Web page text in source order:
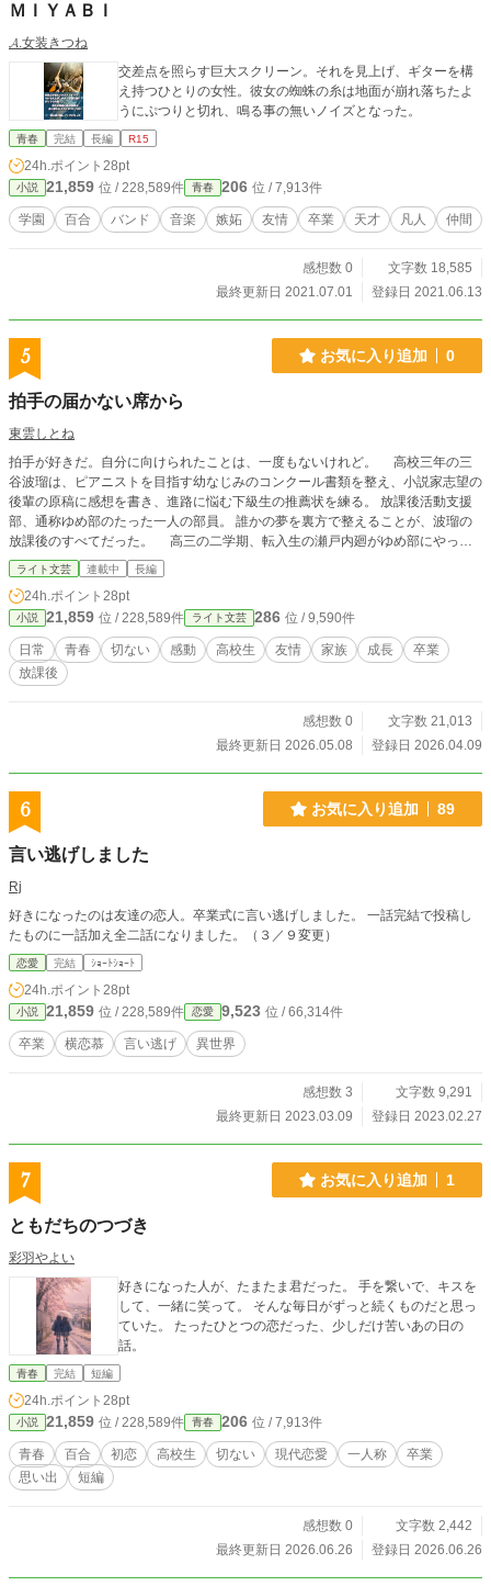
ＭＩＹＡＢＩ
𝓐.女装きつね
交差点を照らす巨大スクリーン。それを見上げ、ギターを構
え持つひとりの女性。彼女の蜘蛛の糸は地面が崩れ落ちたよ
うにぷつりと切れ、鳴る事の無いノイズとなった。
青春 完結 長編 R15
24h.ポイント 28pt
小説 21,859 位 / 228,589件 青春 206 位 / 7,913件
学園 百合 バンド 音楽 嫉妬 友情 卒業 天才 凡人 仲間
感想数 0
文字数 18,585
最終更新日 2021.07.01
登録日 2021.06.13
5 お気に入り追加 0
拍手の届かない席から
東雲しとね
拍手が好きだ。自分に向けられたことは、一度もないけれど。 高校三年の三
谷波瑠は、ピアニストを目指す幼なじみのコンクール書類を整え、小説家志望の
後輩の原稿に感想を書き、進路に悩む下級生の推薦状を練る。 放課後活動支援
部、通称ゆめ部のたった一人の部員。 誰かの夢を裏方で整えることが、波瑠の
放課後のすべてだった。 高三の二学期、転入生の瀬戸内廻がゆめ部にやって
くる。なんでもそこそこできるのに、なんにも本気になれないという廻は、ある
放課後、波瑠に尋ねた。 「お前は、何がしたいの」 波瑠は答えられなかった。
その問いの形をした穴が、ずっと前から胸の真ん中に空いていたことに、気づい
てしまったから。 幼なじみのピアノの才能は、遠い舞台の上でますます輝い
ていく。後輩の小説は、波瑠の知らないところで誰かの心を動かし始めている。
みんなが前に進む。でも、波瑠だけが客席に座ったままでいる。 支えている
つもりだった。でも本当は、自分自身と向き合うことから、ずっと目を逸らして
ることをやめた母。十六年間閉ざされていた書斎の奥に眠る、一枚の絵。 す
べてが繋がったとき、波瑠の足元が揺れる。 海が見える丘の上の高校で過ご
ちあがるまでの物語。 あの日、コンクール会場の暗い客席で流した涙の意味
を、波瑠はまだ知らない。
ライト文芸 連載中 長編
24h.ポイント 28pt
小説 21,859 位 / 228,589件 ライト文芸 286 位 / 9,590件
日常 青春 切ない 感動 高校生 友情 家族 成長
卒業
放課後
感想数 0
文字数 21,013
最終更新日 2026.05.08
登録日 2026.04.09
6 お気に入り追加 89
言い逃げしました
Rj
好きになったのは友達の恋人。卒業式に言い逃げしました。 一話完結で投稿し
たものに一話加え全二話になりました。（３／９変更）
恋愛 完結 ｼｮｰﾄｼｮｰﾄ
24h.ポイント 28pt
小説 21,859 位 / 228,589件 恋愛 9,523 位 / 66,314件
卒業 横恋慕 言い逃げ 異世界
感想数 3
文字数 9,291
最終更新日 2023.03.09
登録日 2023.02.27
7 お気に入り追加 1
ともだちのつづき
彩羽やよい
好きになった人が、たまたま君だった。 手を繋いで、キスを
して、一緒に笑って。 そんな毎日がずっと続くものだと思っ
ていた。 たったひとつの恋だった、少しだけ苦いあの日の
話。
青春 完結 短編
24h.ポイント 28pt
小説 21,859 位 / 228,589件 青春 206 位 / 7,913件
青春 百合 初恋 高校生 切ない 現代恋愛 一人称
卒業
思い出
短編
感想数 0
文字数 2,442
最終更新日 2026.06.26
登録日 2026.06.26